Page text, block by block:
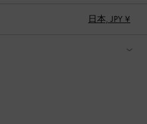
日本, JPY ¥